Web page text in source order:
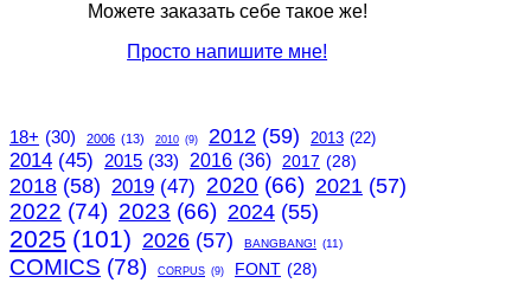
Можете заказать себе такое же!
Просто напишите мне!
18+ (30) 2006 (13) 2010 (9) 2012 (59) 2013 (22)
2014 (45) 2015 (33) 2016 (36) 2017 (28)
2018 (58) 2019 (47) 2020 (66) 2021 (57)
2022 (74) 2023 (66) 2024 (55)
2025 (101) 2026 (57) BANGBANG! (11)
COMICS (78) CORPUS (9) FONT (28)